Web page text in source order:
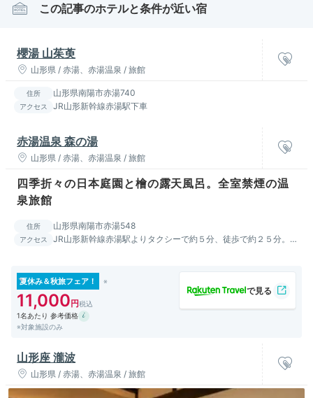
この記事のホテルと条件が近い宿
櫻湯 山茱萸
山形県 / 赤湯、赤湯温泉 / 旅館
住所 山形県南陽市赤湯740
アクセス JR山形新幹線赤湯駅下車
赤湯温泉 森の湯
山形県 / 赤湯、赤湯温泉 / 旅館
四季折々の日本庭園と檜の露天風呂。全室禁煙の温
泉旅館
住所 山形県南陽市赤湯548
アクセス
JR山形新幹線赤湯駅よりタクシーで約５分、徒歩で約２５分。
夏休み＆秋旅フェア！
11,000
1名あたり 参考価格
※対象施設のみ
山形座 瀧波
山形県 / 赤湯、赤湯温泉 / 旅館